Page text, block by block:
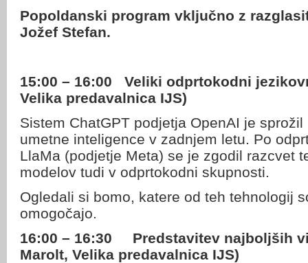
Popoldanski program vključno z
Jožef Stefan.
15:00 – 16:00
Veliki odprtokodni
Velika predavalnica IJS)
Sistem ChatGPT podjetja OpenAI je
umetne inteligence v zadnjem letu. Po
LlaMa (podjetje Meta) se je zgodil razcvet
modelov tudi v odprtokodni skupnosti.
Ogledali si bomo, katere od teh tehnologij
omogočajo.
16:00 – 16:30
Predstavitev najboljših
Marolt, Velika predavalnica IJS)